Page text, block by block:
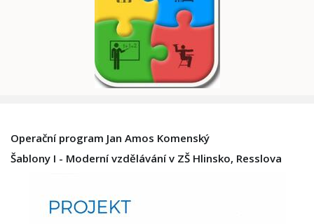
Operační program Jan Amos Komenský
Šablony I - Moderní vzdělávání v ZŠ Hlinsko, Resslova